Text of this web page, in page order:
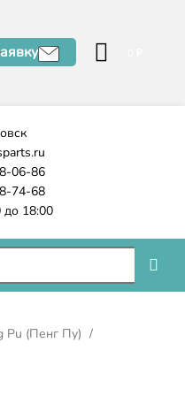
06-86
74-68
18:00
Pu (Пенг Пу)